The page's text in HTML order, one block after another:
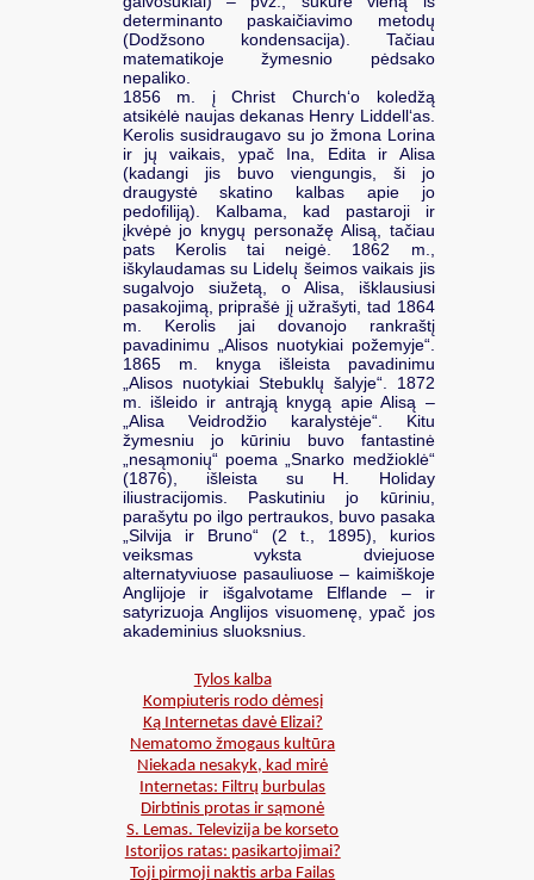
determinanto paskaičiavimo metodų
(Dodžsono kondensacija). Tačiau
matematikoje žymesnio pėdsako
nepaliko.
1856 m. į Christ Church‘o koledžą
atsikėlė naujas dekanas Henry Liddell‘as.
Kerolis susidraugavo su jo žmona Lorina
ir jų vaikais, ypač Ina, Edita ir Alisa
(kadangi jis buvo viengungis, ši jo
draugystė skatino kalbas apie jo
pedofiliją). Kalbama, kad pastaroji ir
įkvėpė jo knygų personažę Alisą, tačiau
pats Kerolis tai neigė. 1862 m.,
iškylaudamas su Lidelų šeimos vaikais jis
sugalvojo siužetą, o Alisa, išklausiusi
pasakojimą, priprašė jį užrašyti, tad 1864
m. Kerolis jai dovanojo rankraštį
pavadinimu „Alisos nuotykiai požemyje“.
1865 m. knyga išleista pavadinimu
„Alisos nuotykiai Stebuklų šalyje“. 1872
m. išleido ir antrąją knygą apie Alisą –
„Alisa Veidrodžio karalystėje“. Kitu
žymesniu jo kūriniu buvo fantastinė
„nesąmonių“ poema „Snarko medžioklė“
(1876), išleista su H. Holiday
iliustracijomis. Paskutiniu jo kūriniu,
parašytu po ilgo pertraukos, buvo pasaka
„Silvija ir Bruno“ (2 t., 1895), kurios
veiksmas vyksta dviejuose
alternatyviuose pasauliuose – kaimiškoje
Anglijoje ir išgalvotame Elflande – ir
satyrizuoja Anglijos visuomenę, ypač jos
akademinius sluoksnius.
Tylos kalba
Kompiuteris rodo dėmesį
Ką Internetas davė Elizai?
Nematomo žmogaus kultūra
Niekada nesakyk, kad mirė
Internetas: Filtrų burbulas
Dirbtinis protas ir sąmonė
S. Lemas. Televizija be korseto
Istorijos ratas: pasikartojimai?
Toji pirmoji naktis arba Failas